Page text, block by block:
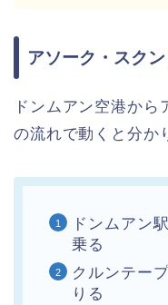
アソーク・スク
ドンムアン空港か
の流れで動くと分か
ドンムアン
乗る
クルンテー
りる